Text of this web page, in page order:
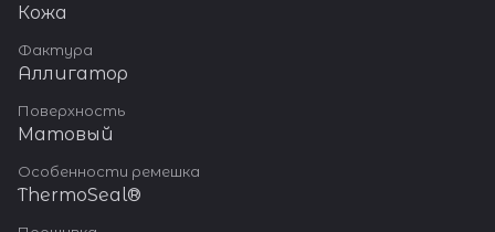
Кожа
Фактура
Аллигатор
Поверхность
Матовый
Особенности ремешка
ThermoSeal®